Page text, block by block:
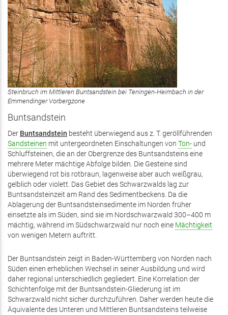
Steinbruch im Mittleren Buntsandstein bei Teningen-Heimbach in der
Emmendinger Vorbergzone
Buntsandstein
Der Buntsandstein besteht überwiegend aus z. T. geröllführenden
Sandsteinen mit untergeordneten Einschaltungen von Ton- und
Schluffsteinen, die an der Obergrenze des Buntsandsteins eine
mehrere Meter mächtige Abfolge bilden. Die Gesteine sind
überwiegend rot bis rotbraun, lagenweise aber auch weißgrau,
gelblich oder violett. Das Gebiet des Schwarzwalds lag zur
Buntsandsteinzeit am Rand des Sedimentbeckens. Da die
Ablagerung der Buntsandsteinsedimente im Norden früher
einsetzte als im Süden, sind sie im Nordschwarzwald 300–400 m
mächtig, während im Südschwarzwald nur noch eine Mächtigkeit
von wenigen Metern auftritt.
Der Buntsandstein zeigt in Baden-Württemberg von Norden nach
Süden einen erheblichen Wechsel in seiner Ausbildung und wird
daher regional unterschiedlich gegliedert. Eine Korrelation der
Schichtenfolge mit der Buntsandstein-Gliederung ist im
Schwarzwald nicht sicher durchzuführen. Daher werden heute die
Äquivalente des Unteren und Mittleren Buntsandsteins teilweise